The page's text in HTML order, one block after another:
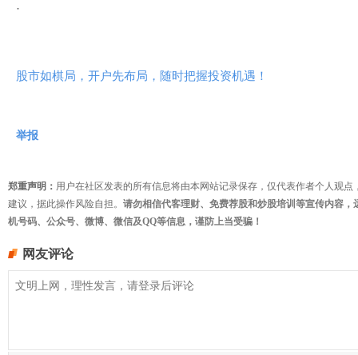
·
股市如棋局，开户先布局，随时把握投资机遇！
举报
郑重声明： 用户在社区发表的所有信息将由本网站记录保存，仅代表作者个人观
建议，据此操作风险自担。 请勿相信代客理财、免费荐股和炒股培训等宣传内容
机号码、公众号、微博、微信及QQ等信息，谨防上当受骗！
网友评论